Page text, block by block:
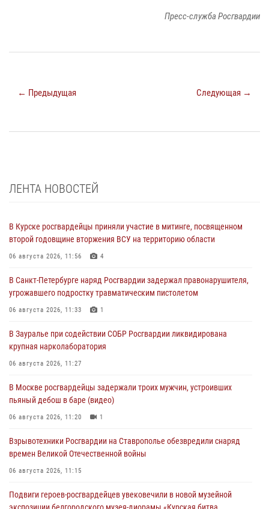
Пресс-служба Росгвардии
← Предыдущая Следующая →
ЛЕНТА НОВОСТЕЙ
В Курске росгвардейцы приняли участие в митинге, посвященном
второй годовщине вторжения ВСУ на территорию области
06 августа 2026, 11:56 4
В Санкт-Петербурге наряд Росгвардии задержал правонарушителя,
угрожавшего подростку травматическим пистолетом
06 августа 2026, 11:33 1
В Зауралье при содействии СОБР Росгвардии ликвидирована
крупная нарколаборатория
06 августа 2026, 11:27
В Москве росгвардейцы задержали троих мужчин, устроивших
пьяный дебош в баре (видео)
06 августа 2026, 11:20 1
Взрывотехники Росгвардии на Ставрополье обезвредили снаряд
времен Великой Отечественной войны
06 августа 2026, 11:15
Подвиги героев‑росгвардейцев увековечили в новой музейной
экспозиции белгородского музея‑диорамы «Курская битва.